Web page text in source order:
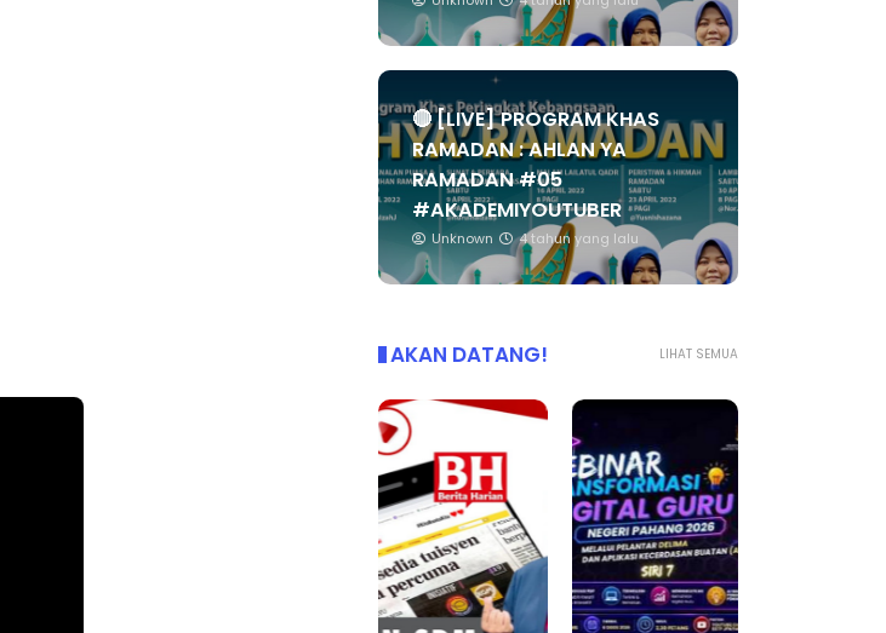
🔴 [LIVE] PROGRAM KHAS
RAMADAN : AHLAN YA
RAMADAN #05
#AKADEMIYOUTUBER
Unknown 4 tahun yang lalu
LIHAT SEMUA
AKAN DATANG!